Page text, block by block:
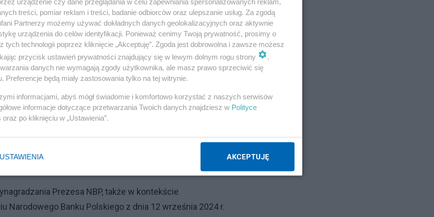
szefa banku centralnego może wzrosnąć w ciągu roku
gdy przesłuchania zaczyna komisja mająca doprowadzić
100 proc. do 130 proc. Czyli łącznie wynagrodzenie
co oznacza, że efektywnie wzrośnie o 15 proc." -
nagrody, które przyznaje się za "szczególne
one coraz większe i stanowią wielokrotność
za urlop wypoczynkowy", co - jak powiedział
wynagrodzenie łącznie z premią.
Prezesa NBP, także w kontekście
Banku Polskiego z dnia 12 września 2024 r.
treści, pomiar reklam i treści, badanie odbiorców oraz ulepszanie usług. Za zgodą
Partnerzy możemy używać dokładnych danych geolokalizacyjnych oraz aktywnie
urządzenia do celów identyfikacji. Ponieważ cenimy Twoją prywatność, prosimy o
tych technologii poprzez kliknięcie „Akceptuję”. Zgoda jest dobrowolna i zawsze możesz
przycisk ustawień prywatności znajdujący się w lewym dolnym rogu strony
.
danych nie wymagają zgody użytkownika, ale masz prawo sprzeciwić się
Preferencje będą miały zastosowania tylko na tej witrynie.
informacjami, abyś mógł świadomie i komfortowo korzystać z naszych serwisów
informacje dotyczące przetwarzania Twoich danych znajdziesz w Polityce
oraz po kliknięciu w „Ustawienia”.
USTAWIENIA AKCEPTUJĘ